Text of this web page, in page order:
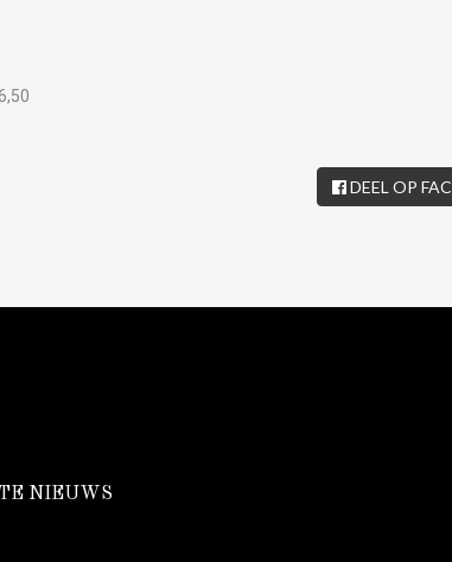
DEEL OP
NIEUWS